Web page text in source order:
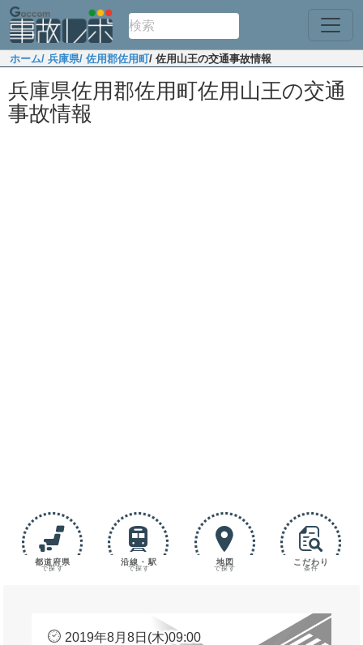
ホーム/ 兵庫県/ 佐用郡佐用町/ 佐用山王の交通事故情報
兵庫県佐用郡佐用町佐用山王の交通
事故情報
都道府県
で探す
沿線・駅
で探す
地図
で探す
こだわり
条件
2019年8月8日(木)09:00